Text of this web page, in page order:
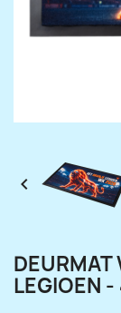

DEURMAT
LEGIOEN